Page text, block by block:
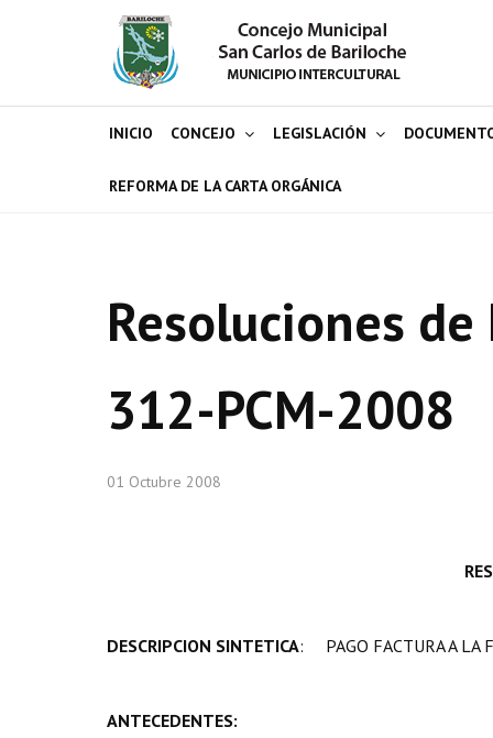
INICIO CONCEJO LEGISLACIÓN
REFORMA DE LA CARTA ORGÁNICA
Resoluciones
312-PCM-2008
01 Octubre 2008
DESCRIPCION SINTETICA: PAGO FACTURA A LA
ANTECEDENTES: